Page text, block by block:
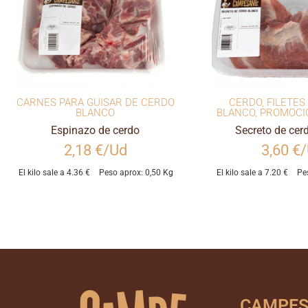
CARNES PARA GUISAR DE CERDO
BLANCO
Espinazo de cerdo
2,18 €/Ud
El kilo sale a 4.36 € Peso aprox: 0,50 Kg
CERDO,
BLANCO,
Secreto de
3,60
El kilo sale a 7.20 €